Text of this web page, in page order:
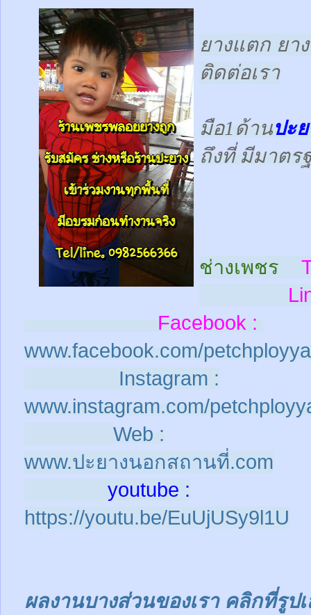
ยางแตก ยา
ติดต่อเรา
มือ1ด้านปะ
ถึงที่ มีมาตร
ช่างเพชร
Facebook :
www.facebook.com/
Instagram :
www.instagram.com/
Web :
www.ปะยางนอกสถานที่.com
youtube :
https://youtu.be/EuUjUSy9l1U
ผลงานบางส่วนของเรา คลิกที่รูป